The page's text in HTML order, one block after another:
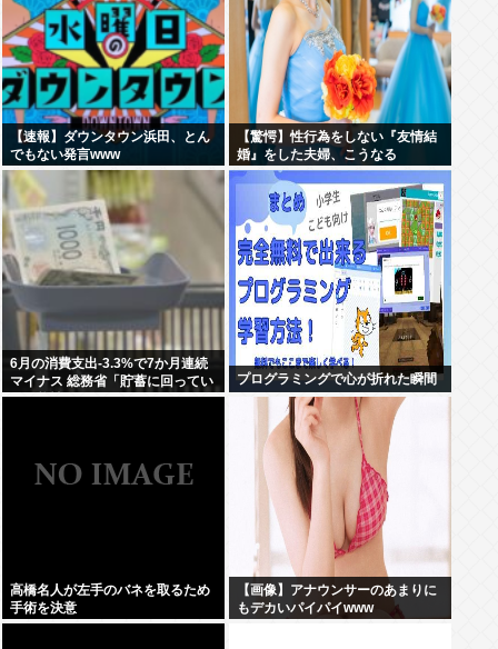
【速報】ダウンタウン浜田、とん
でもない発言www
【驚愕】性行為をしない『友情結
婚』をした夫婦、こうなる
⇒･･･！！！
6月の消費支出-3.3%で7か月連続
マイナス 総務省「貯蓄に回ってい
る可能性」
プログラミングで心が折れた瞬間
高橋名人が左手のバネを取るため
手術を決意
【画像】アナウンサーのあまりに
もデカいパイパイwww